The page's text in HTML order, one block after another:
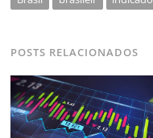
POSTS RELACIONADOS